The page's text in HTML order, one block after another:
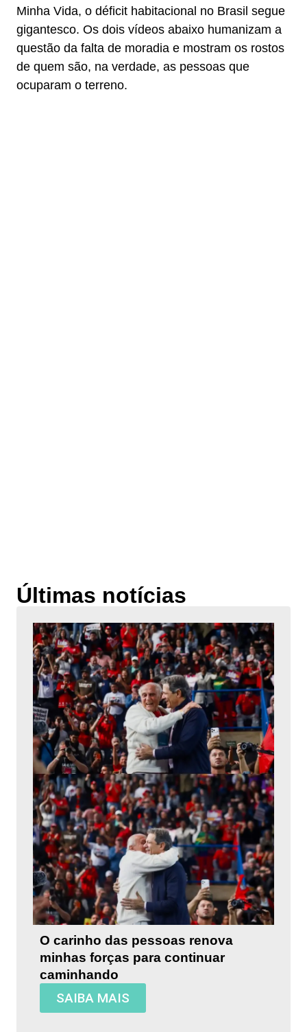
Minha Vida, o déficit habitacional no Brasil segue
gigantesco. Os dois vídeos abaixo humanizam a
questão da falta de moradia e mostram os rostos
de quem são, na verdade, as pessoas que
ocuparam o terreno.
Últimas notícias
O carinho das pessoas renova
minhas forças para continuar
caminhando
SAIBA MAIS